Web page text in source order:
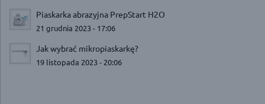
Piaskarka abrazyjna PrepStart H2O
21 grudnia 2023 - 17:06
Jak wybrać mikropiaskarkę?
19 listopada 2023 - 20:06